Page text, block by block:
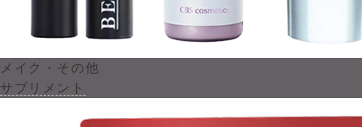
メイク・その他
サプリメント